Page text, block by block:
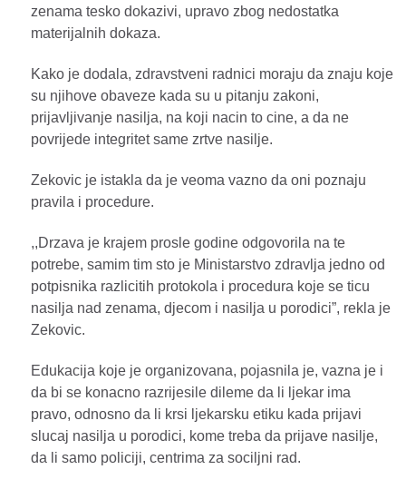
zenama tesko dokazivi, upravo zbog nedostatka
materijalnih dokaza.
Kako je dodala, zdravstveni radnici moraju da znaju koje
su njihove obaveze kada su u pitanju zakoni,
prijavljivanje nasilja, na koji nacin to cine, a da ne
povrijede integritet same zrtve nasilje.
Zekovic je istakla da je veoma vazno da oni poznaju
pravila i procedure.
,,Drzava je krajem prosle godine odgovorila na te
potrebe, samim tim sto je Ministarstvo zdravlja jedno od
potpisnika razlicitih protokola i procedura koje se ticu
nasilja nad zenama, djecom i nasilja u porodici”, rekla je
Zekovic.
Edukacija koje je organizovana, pojasnila je, vazna je i
da bi se konacno razrijesile dileme da li ljekar ima
pravo, odnosno da li krsi ljekarsku etiku kada prijavi
slucaj nasilja u porodici, kome treba da prijave nasilje,
da li samo policiji, centrima za sociljni rad.